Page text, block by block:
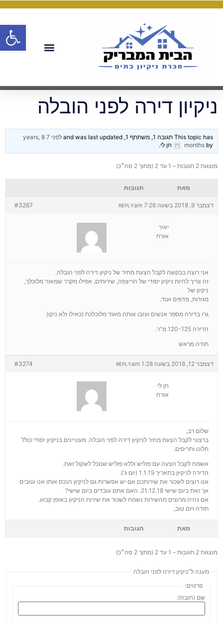
ניקיון דירה לפני הובלה
This topic has תגובה 1, משתתף 1, and was last updated
לפני 7 years, 8
monthsby חן לי.
מוצגות 2 תגובות – 1 עד 2 (מתוך 2 סה״כ)
מאת תגובות
דצמבר 9, 2018 בשעה 7:26 am #3267 REPLY
יאיר
אורח
אני רוצה בבקשה לקבל הצעת מחיר של ניקיון דירה לפני הובלה.
זה צריך להיות ניקיון יסודי של הריצפה, שירותים, אפילו מקרר שמאוד מלוכלך,
ניקיון של
מגירות, מדפים ועוד.
גרו בדירה מספר אנשים ועזבו אותה מאוד מלוכלכת (כאילו ולא ניקו)
הדירה 120-125 מ"ר.
תודה מראש
דצמבר 12, 2018 בשעה 1:28 am #3274 REPLY
חן לי
אורח
שלום רב,
ברצוני לקבל הצעת מחיר לניקיון דירה לפני הובלה. מעוניינים בניקיון יסודי כולל
חלונו ותריסים.
אשמח לקבל הצעה עם פוליש וללא פוליש שנוכל לשקול זאת.
הדירה לניקיון בתאריך 1.1.19 (יום ג').
אנו רוצים לשכור את שירותכם אם יש אפשרות גם לניקיון הנכס אותו אנו עוזבים
אך זאת ביום שישי 21.12.18. האם אתם עובדים ביום שישי?
אם נהיה מרוצים מהשירות נשמח לשכור את שירות הניקיון באופן קבוע.
תודה ויום טוב,
מאת תגובות
מוצגות 2 תגובות – 1 עד 2 (מתוך 2 סה״כ)
מענה ל־ניקיון דירה לפני הובלה
פרטים:
שם (חובה):